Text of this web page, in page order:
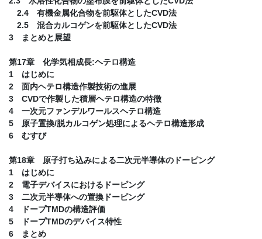
2.4 有機金属化合物を前駆体としたCVD法
2.5 混合カルコゲンを前駆体としたCVD法
3 まとめと展望
第17章 化学気相成長:ヘテロ構造
1 はじめに
2 面内ヘテロ構造作製技術の進展
3 CVDで作製した積層ヘテロ構造の特徴
4 一次元ファンデルワールスヘテロ構造
5 原子置換/脱カルコゲン処理によるヘテロ構造形成
6 むすび
第18章 原子打ち込みによる二次元半導体のドーピング
1 はじめに
2 電子デバイスにおけるドーピング
3 二次元半導体への置換ドーピング
4 ドープTMDの構造評価
5 ドープTMDのデバイス特性
6 まとめ